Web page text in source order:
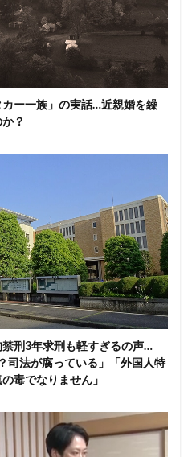
ー一族」の実話…近親婚を繰
？
刑3年求刑も軽すぎるの声…
司法が腐っている」「外国人特
毒でなりません」